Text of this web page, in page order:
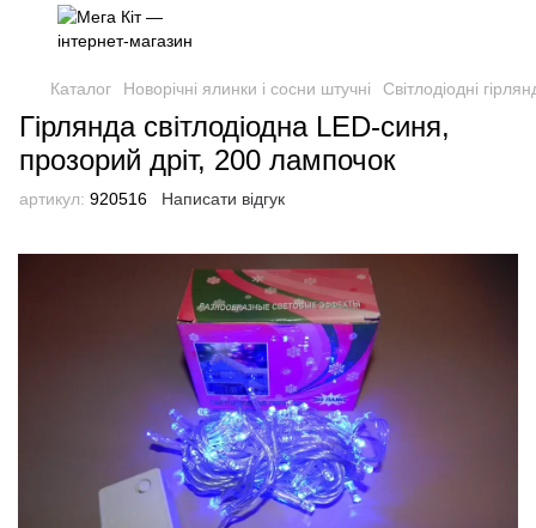
Каталог Новорічні ялинки і сосни штучні Світлодіодні
Гірлянда світлодіодна LED-синя,
прозорий дріт, 200 лампочок
артикул: 920516 Написати відгук